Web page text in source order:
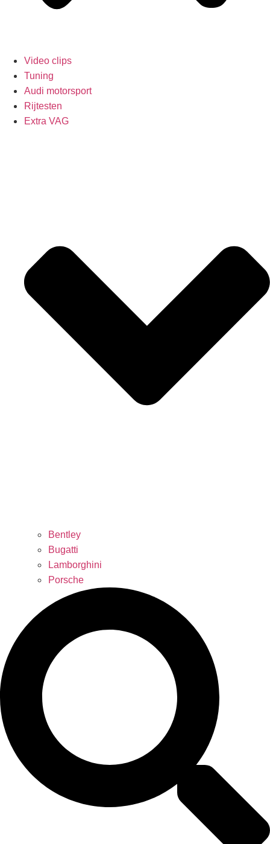
Video clips
Tuning
Audi motorsport
Rijtesten
Extra VAG
Bentley
Bugatti
Lamborghini
Porsche